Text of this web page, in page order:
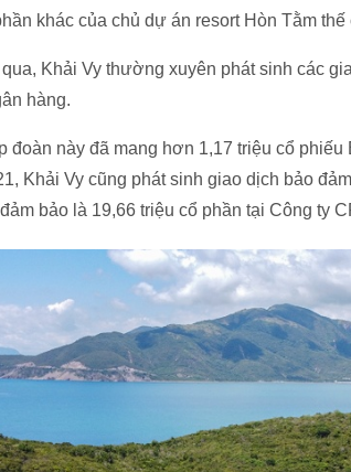
khác của chủ dự án resort Hòn Tằm
Khải Vy thường xuyên phát sinh các
hàng.
đoàn này đã mang hơn 1,17 triệu cổ
Khải Vy cũng phát sinh giao dịch bảo
bảo là 19,66 triệu cổ phần tại Công ty